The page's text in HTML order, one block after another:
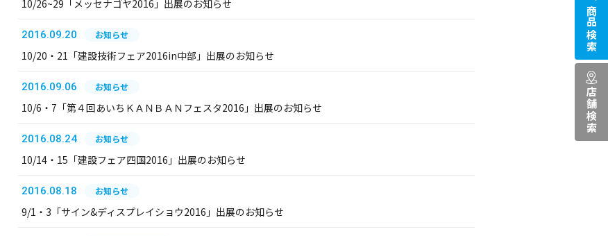
10/26~29「メッセナゴヤ2016」出展のお知らせ
2016.09.20 お知らせ
10/20・21「建設技術フェア2016in中部」出展のお知らせ
2016.09.06 お知らせ
10/6・7「第４回あいちＫＡＮＢＡＮフェスタ2016」出展のお知らせ
2016.08.24 お知らせ
10/14・15「建設フェア四国2016」出展のお知らせ
2016.08.18 お知らせ
9/1・3「サイン&ディスプレイショウ2016」出展のお知らせ
商品検索
店舗検索